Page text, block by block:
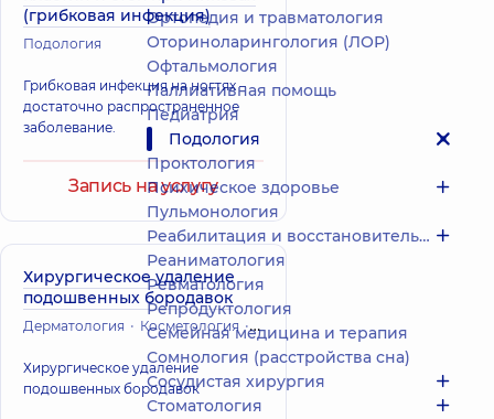
(грибковая инфекция)
Подология
Грибковая инфекция на ногтях –
достаточно распространенное
заболевание.
Запись на услугу
Хирургическое удаление
подошвенных бородавок
Дерматология Косметология Подология
Хирургическое удаление
подошвенных бородавок
Ортопедия и травматология
Оториноларингология (ЛОР)
Офтальмология
Паллиативная помощь
Педиатрия
Подология
Проктология
Психическое здоровье
Пульмонология
Реабилитация и восстановительное лечение
Реаниматология
Ревматология
Репродуктология
Семейная медицина и терапия
Сомнология (расстройства сна)
Сосудистая хирургия
Стоматология